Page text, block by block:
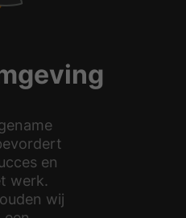
en
werk.
wij